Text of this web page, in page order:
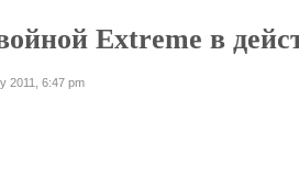
Extreme в
2011, 6:47 pm